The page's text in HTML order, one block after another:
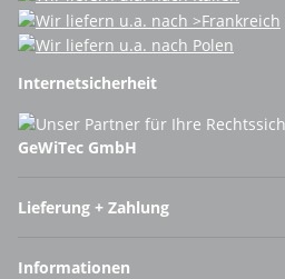
Internetsicherheit
GeWiTec GmbH
Lieferung + Zahlung
Informationen